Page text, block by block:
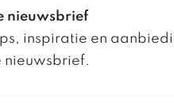
nieuwsbrief
inspiratie en
nieuwsbrief.